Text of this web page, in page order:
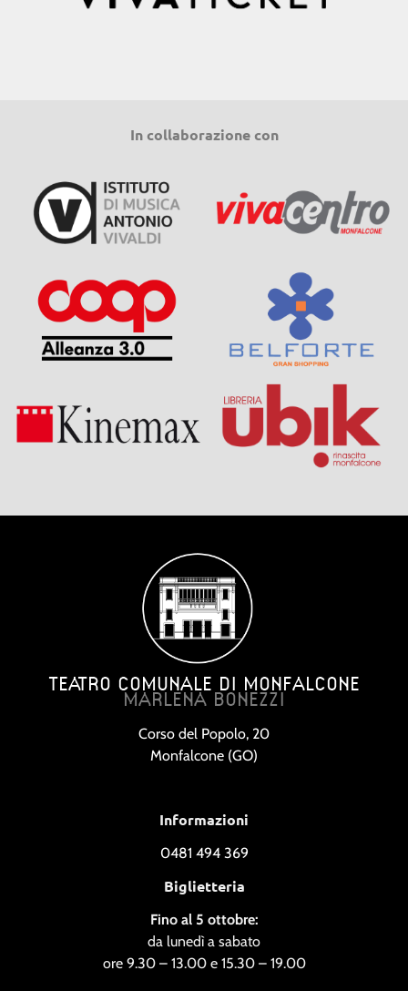
In collaborazione con
TEATRO COMUNALE DI MONFALCONE
MARLENA BONEZZI
Corso del Popolo, 20
Monfalcone (GO)
Informazioni
0481 494 369
Biglietteria
Fino al 5 ottobre:
da lunedì a sabato
ore 9.30 – 13.00 e 15.30 – 19.00